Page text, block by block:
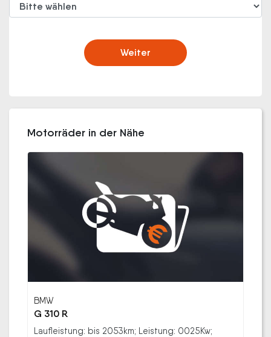
Weiter
Motorräder in der Nähe
BMW
G 310 R
Laufleistung: bis 2053km; Leistung: 0025Kw;